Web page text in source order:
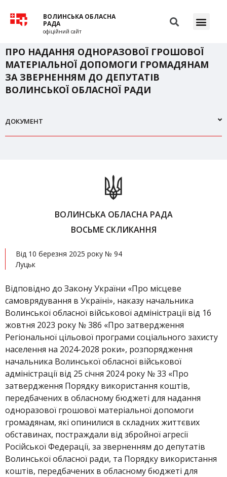
ВОЛИНСЬКА ОБЛАСНА
РАДА
офіційний сайт
ПРО НАДАННЯ ОДНОРАЗОВОЇ ГРОШОВОЇ
МАТЕРІАЛЬНОЇ ДОПОМОГИ ГРОМАДЯНАМ
ЗА ЗВЕРНЕННЯМ ДО ДЕПУТАТІВ
ВОЛИНСЬКОЇ ОБЛАСНОЇ РАДИ
ДОКУМЕНТ
ВОЛИНСЬКА ОБЛАСНА РАДА
ВОСЬМЕ СКЛИКАННЯ
Від 10 березня 2025 року № 94
Луцьк
Відповідно до Закону України «Про місцеве
самоврядування в Україні», наказу начальника
Волинської обласної військової адміністрації від 16
жовтня 2023 року № 386 «Про затвердження
Регіональної цільової програми соціального захисту
населення на 2024-2028 роки», розпорядження
начальника Волинської обласної військової
адміністрації від 25 січня 2024 року № 33 «Про
затвердження Порядку використання коштів,
передбачених в обласному бюджеті для надання
одноразової грошової матеріальної допомоги
громадянам, які опинилися в складних життєвих
обставинах, постраждали від збройної агресії
Російської Федерації, за зверненням до депутатів
Волинської обласної ради, та Порядку використання
коштів, передбачених в обласному бюджеті для